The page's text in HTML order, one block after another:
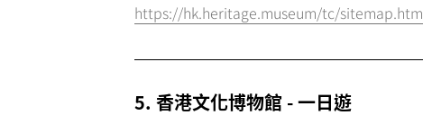
https://hk.heritage.museum/tc/
5. 香港文化博物館 - 一日遊